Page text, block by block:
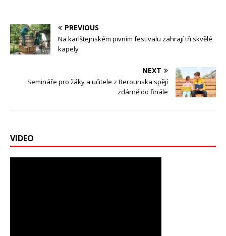
PREVIOUS
Na karlštejnském pivním festivalu zahrají tři skvělé
kapely
NEXT
Semináře pro žáky a učitele z Berounska spějí
zdárně do finále
VIDEO